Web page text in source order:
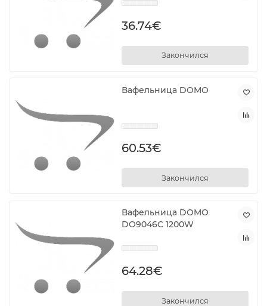
36.74€
Закончился
Вафельница DOMO
60.53€
Закончился
Вафельница DOMO
DO9046C 1200W
64.28€
Закончился